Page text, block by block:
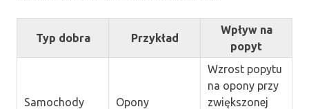
Typ dobra Przykład
Wpływ na
popyt
Samochody Opony
Wzrost popytu
na opony przy
zwiększonej